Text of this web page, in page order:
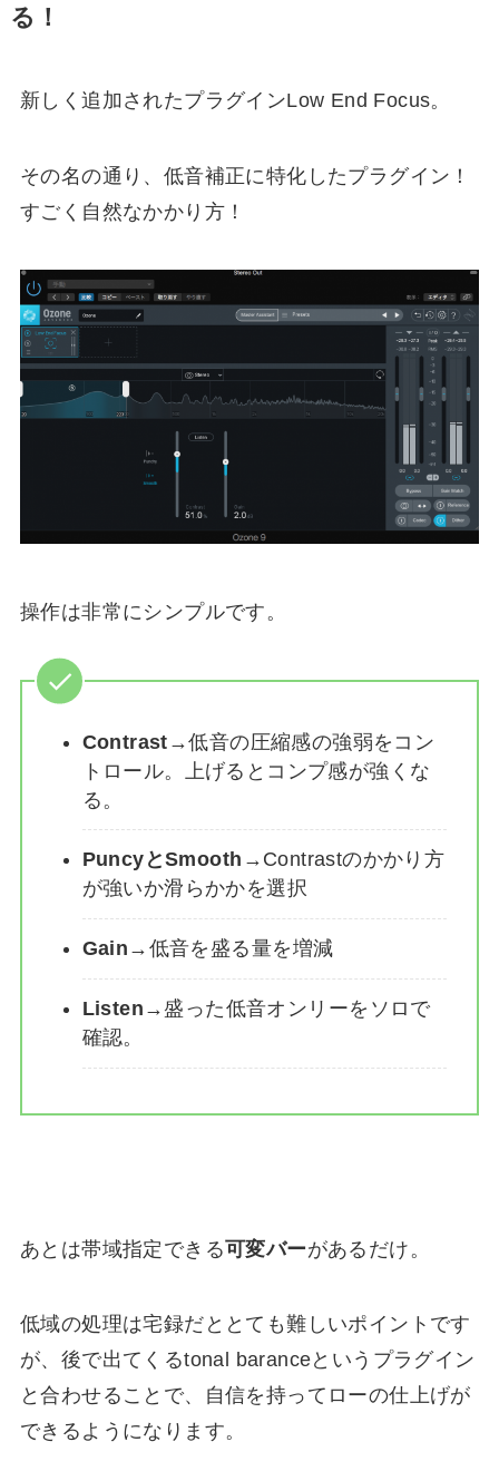
る！
新しく追加されたプラグインLow End Focus。
その名の通り、低音補正に特化したプラグイン！
すごく自然なかかり方！
操作は非常にシンプルです。
Contrast →低音の圧縮感の強弱をコン
トロール。上げるとコンプ感が強くな
る。
PuncyとSmooth →Contrastのかかり方
が強いか滑らかかを選択
Gain →低音を盛る量を増減
Listen →盛った低音オンリーをソロで
確認。
あとは帯域指定できる可変バーがあるだけ。
低域の処理は宅録だととても難しいポイントです
が、後で出てくるtonal baranceというプラグイン
と合わせることで、自信を持ってローの仕上げが
できるようになります。